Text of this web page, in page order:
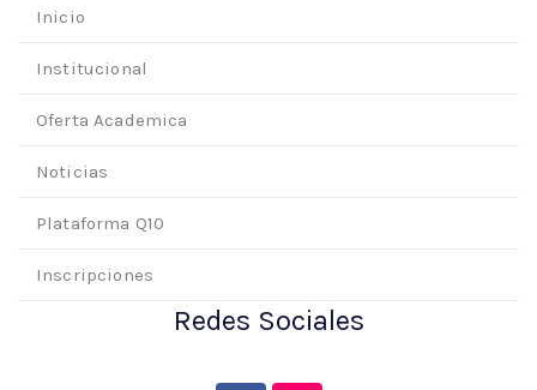
Inicio
Institucional
Oferta Academica
Noticias
Plataforma Q10
Inscripciones
Redes Sociales